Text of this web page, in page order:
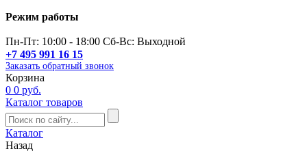
Режим работы
Пн-Пт: 10:00 - 18:00 Сб-Вс: Выходной
+7 495 991 16 15
Заказать обратный звонок
Корзина
0 0 руб.
Каталог товаров
Каталог
Назад